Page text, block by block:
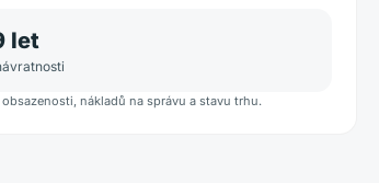
let
nákladů na správu a stavu trhu.